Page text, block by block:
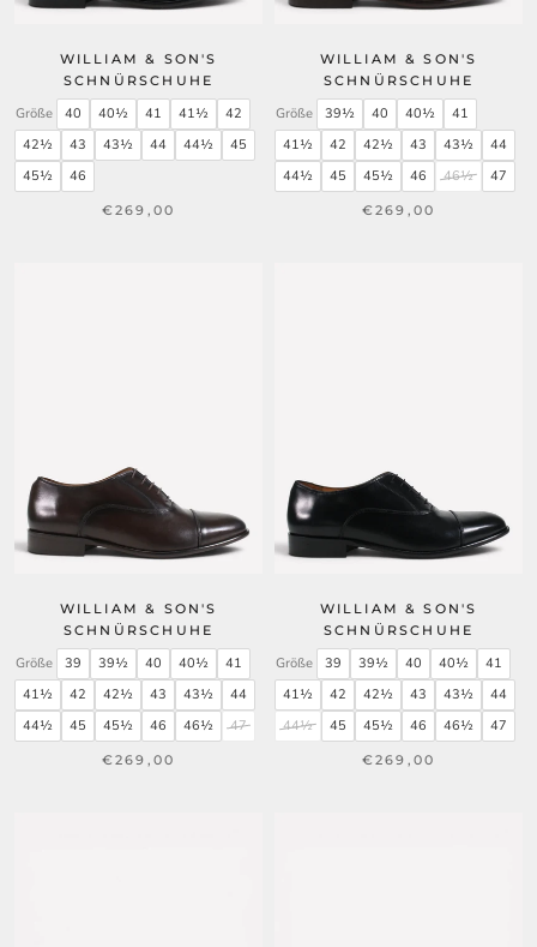
WILLIAM & SON'S
SCHNÜRSCHUHE
Größe 40 40½ 41 41½
42
42½
43 43½ 44 44½
45
45½
46
€269,00
WILLIAM & SON'S
SCHNÜRSCHUHE
Größe 39½ 40 40½
41
41½
42 42½ 43 43½
44
44½
45 45½ 46 46½ 47
€269,00
WILLIAM & SON'S
SCHNÜRSCHUHE
Größe 39 39½ 40 40½
41
41½
42 42½ 43 43½
44
44½
45 45½ 46 46½ 47
€269,00
WILLIAM & SON'S
SCHNÜRSCHUHE
Größe 39 39½ 40 40½
41
41½
42 42½ 43 43½
44
44½
45 45½ 46 46½ 47
€269,00